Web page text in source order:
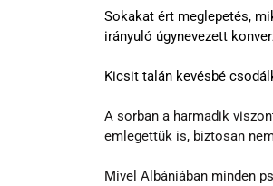
Sokakat ért meglepetés,
irányuló úgynevezett
Kicsit talán kevésbé
A sorban a harmadik
emlegettük is, biztosan
Mivel Albániában minden